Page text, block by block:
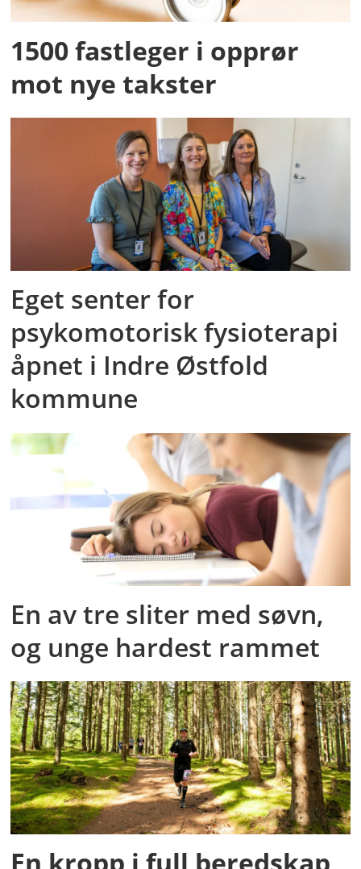
1500 fastleger i opprør
mot nye takster
Eget senter for
psykomotorisk fysioterapi
åpnet i Indre Østfold
kommune
En av tre sliter med søvn,
og unge hardest rammet